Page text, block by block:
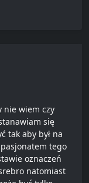
nie wiem czy
się
tak aby był na
tego
oznaczeń
natomiast